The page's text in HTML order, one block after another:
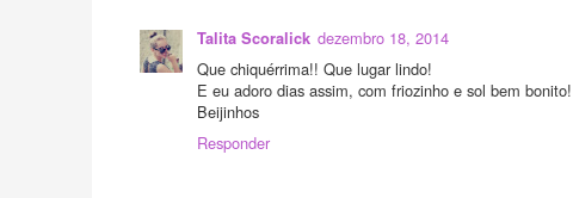
Talita Scoralick dezembro 18, 2014
Que chiquérrima!! Que lugar lindo!
E eu adoro dias assim, com friozinho e sol bem bonito!
Beijinhos
Responder